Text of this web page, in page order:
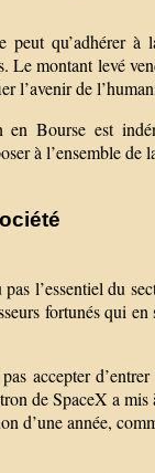
peut qu’adhérer
Le montant levé
l’avenir de
Bourse est
à l’ensemble de
l’essentiel du
fortunés qui
accepter
de SpaceX a
d’une année,